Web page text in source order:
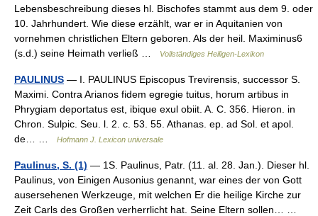
Lebensbeschreibung dieses hl. Bischofes stammt aus dem 9. oder
10. Jahrhundert. Wie diese erzählt, war er in Aquitanien von
vornehmen christlichen Eltern geboren. Als der heil. Maximinus6
(s.d.) seine Heimath verließ …
Vollständiges Heiligen-Lexikon
PAULINUS — I. PAULINUS Episcopus Trevirensis, successor S.
Maximi. Contra Arianos fidem egregie tuitus, horum artibus in
Phrygiam deportatus est, ibique exul obiit. A. C. 356. Hieron. in
Chron. Sulpic. Seu. l. 2. c. 53. 55. Athanas. ep. ad Sol. et apol.
de… …
Hofmann J. Lexicon universale
Paulinus, S. (1) — 1S. Paulinus, Patr. (11. al. 28. Jan.). Dieser hl.
Paulinus, von Einigen Ausonius genannt, war eines der von Gott
ausersehenen Werkzeuge, mit welchen Er die heilige Kirche zur
Zeit Carls des Großen verherrlicht hat. Seine Eltern sollen… …